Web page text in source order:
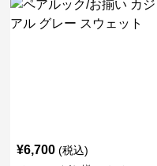
¥6,700 (税込)